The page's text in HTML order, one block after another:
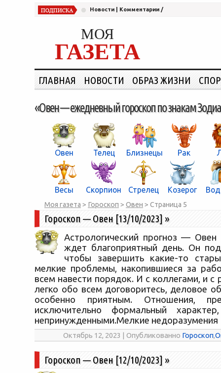
Новости Комментарии /
МОЯ
ГАЗЕТА
ГЛАВНАЯ НОВОСТИ ОБРАЗ ЖИЗНИ
«Овен —ежедневный гороскоп по знакам
Овен Телец Близнецы Рак
Весы Скорпион Стрелец Козерог
Моя газета > Гороскоп > Овен > Страница 5
Гороскоп — Овен [13/10/2023] »
Астрологический прогноз —
ждет благоприятный день. Он
чтобы завершить какие-то
мелкие проблемы, накопившиеся за
всем навести порядок. И с коллегами, и с
легко обо всем договоритесь, деловое
особенно приятным. Отношения,
исключительно формальный
непринужденными.Мелкие
Октябрь 12, 2023 | Опубликованно Гороскоп,
Гороскоп — Овен [12/10/2023] »